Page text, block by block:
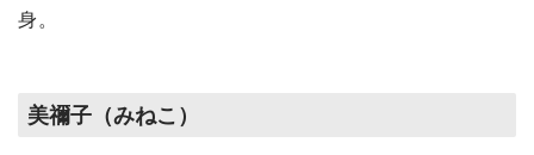
身。
美禰子（みねこ）